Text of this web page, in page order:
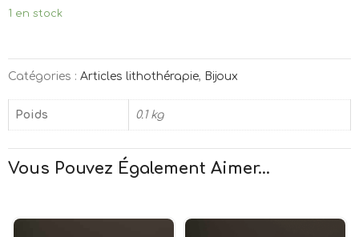
1 en stock
Catégories : Articles lithothérapie, Bijoux
Poids 0.1 kg
Vous Pouvez Également Aimer...